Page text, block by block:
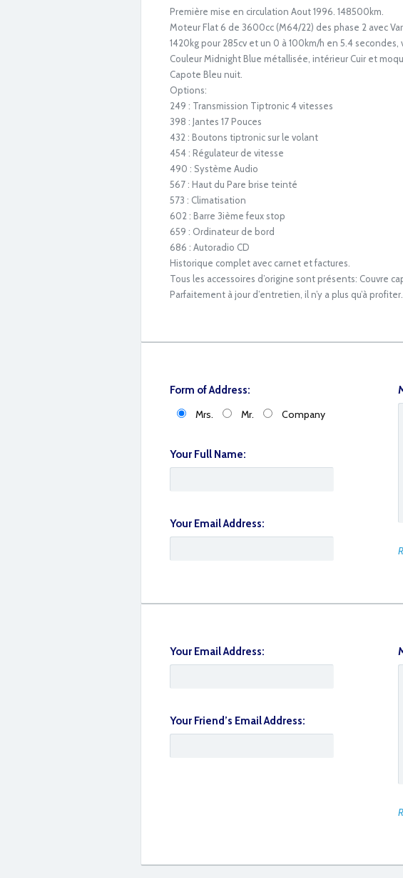
IMG_2940
IMG_2939
Première mise en circulation Aout 1996. 148500km.
Moteur Flat 6 de 3600cc (M64/22) des phase 2 avec
1420kg pour 285cv et un 0 à 100km/h en 5.4 secondes,
Couleur Midnight Blue métallisée, intérieur Cuir et
Capote Bleu nuit.
Options:
249 : Transmission Tiptronic 4 vitesses
398 : Jantes 17 Pouces
432 : Boutons tiptronic sur le volant
454 : Régulateur de vitesse
490 : Système Audio
567 : Haut du Pare brise teinté
573 : Climatisation
602 : Barre 3ième feux stop
659 : Ordinateur de bord
686 : Autoradio CD
Historique complet avec carnet et factures.
Tous les accessoires d’origine sont présents: Couvre
Parfaitement à jour d’entretien, il n’y a plus qu’à profiter.
Form of Address:
Mrs.
Mr. Company
Your Full Name:
Your Email Address:
Your Email Address:
Your Friend’s Email Address: